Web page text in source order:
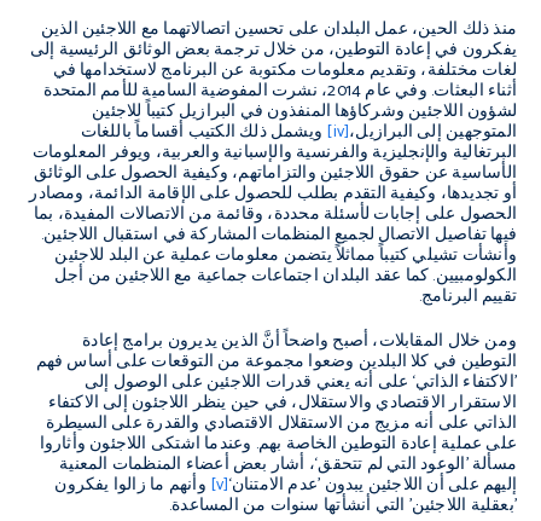
منذ ذلك الحين، عمل البلدان على تحسين اتصالاتهما مع اللاجئين الذين
يفكرون في إعادة التوطين، من خلال ترجمة بعض الوثائق الرئيسية إلى
لغات مختلفة، وتقديم معلومات مكتوبة عن البرنامج لاستخدامها في
أثناء البعثات. وفي عام 2014، نشرت المفوضية السامية للأمم المتحدة
لشؤون اللاجئين وشركاؤها المنفذون في البرازيل كتيباً للاجئين
المتوجهين إلى البرازيل،[iv] ويشمل ذلك الكتيب أقساماً باللغات
البرتغالية والإنجليزية والفرنسية والإسبانية والعربية، ويوفر المعلومات
الأساسية عن حقوق اللاجئين والتزاماتهم، وكيفية الحصول على الوثائق
أو تجديدها، وكيفية التقدم بطلب للحصول على الإقامة الدائمة، ومصادر
الحصول على إجابات لأسئلة محددة، وقائمة من الاتصالات المفيدة، بما
فيها تفاصيل الاتصال لجميع المنظمات المشاركة في استقبال اللاجئين.
وأنشأت تشيلي كتيباً مماثلاً يتضمن معلومات عملية عن البلد للاجئين
الكولومبيين. كما عقد البلدان اجتماعات جماعية مع اللاجئين من أجل
تقييم البرنامج.
ومن خلال المقابلات، أصبح واضحاً أنَّ الذين يديرون برامج إعادة
التوطين في كلا البلدين وضعوا مجموعة من التوقعات على أساس فهم
’الاكتفاء الذاتي‘ على أنه يعني قدرات اللاجئين على الوصول إلى
الاستقرار الاقتصادي والاستقلال، في حين ينظر اللاجئون إلى الاكتفاء
الذاتي على أنه مزيج من الاستقلال الاقتصادي والقدرة على السيطرة
على عملية إعادة التوطين الخاصة بهم. وعندما اشتكى اللاجئون وأثاروا
مسألة ’الوعود التي لم تتحقق‘، أشار بعض أعضاء المنظمات المعنية
إليهم على أن اللاجئين يبدون ’عدم الامتنان‘[v] وأنهم ما زالوا يفكرون
’بعقلية اللاجئين’ التي أنشأتها سنوات من المساعدة.